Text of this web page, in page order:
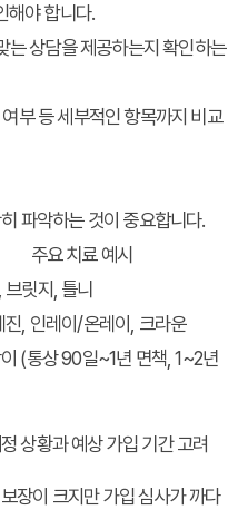
해야 합니다.
는 상담을 제공하는지 확인하는
부 등 세부적인 항목까지 비교
파악하는 것이 중요합니다.
주요 치료 예시
릿지, 틀니
진, 인레이/온레이, 크라운
(통상 90일~1년 면책, 1~2년
상황과 예상 가입 기간 고려
장이 크지만 가입 심사가 까다